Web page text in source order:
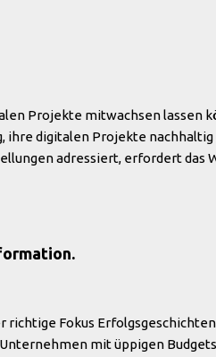
in Forschung und
Projekte mitwachsen lassen
ihre digitalen Projekte
adressiert, erfordert das
sondern als ein dynamischer
Systeme komplett
oder Kapazitäten
richtige Fokus
mit üppigen